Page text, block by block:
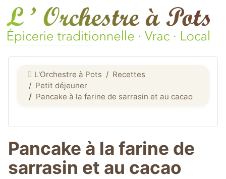
L'Orchestre à Pots
Recettes
Petit déjeuner
Pancake à la farine de sarrasin et au cacao
Pancake à la farine de
sarrasin et au cacao